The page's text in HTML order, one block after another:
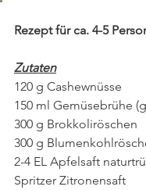
Rezept für ca. 4-5
Zutaten
120 g Cashewnüsse
150 ml Gemüsebrühe
300 g Brokkoliröschen
300 g
2-4 EL Apfelsaft
Spritzer Zitronensaft